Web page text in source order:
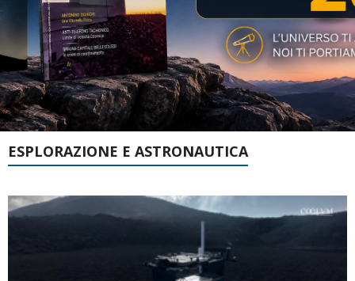
ESPLORAZIONE E ASTRONAUTICA